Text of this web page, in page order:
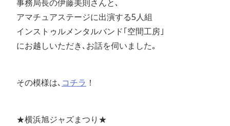
事務局長の伊藤美則さんと､
アマチュアステージに出演する5人組
インストゥルメンタルバンド｢空間工房｣
にお越しいただき､お話を伺いました｡
その模様は､ コチラ ！
★横浜旭ジャズまつり★